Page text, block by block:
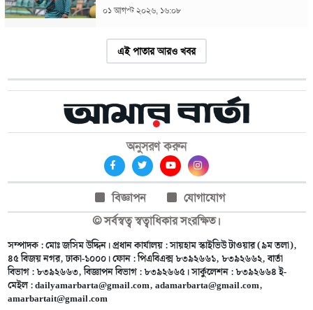
০১ আগস্ট ২০২৬, ১৬:০৮
এই পাতার আরও খবর
অনুসরণ করুন
বিজ্ঞাপন
যোগাযোগ
© সর্বস্বত্ব স্বত্বাধিকার সংরক্ষিত।
সম্পাদক : মোঃ জসিম উদ্দিন। প্রধান কার্যালয় : সায়হাম স্কাইভিউ টাওয়ার (৯ম তলা),
৪৫ বিজয় নগর, ঢাকা-১০০০। ফোন : পিএবিএক্স ৮৩৯২৬৬১, ৮৩৯২৬৬২, বার্তা
বিভাগ : ৮৩৯২৬৬৩, বিজ্ঞাপন বিভাগ : ৮৩৯২৬৬৫। সার্কুলেশন : ৮৩৯২৬৬৪ ই-
মেইল :dailyamarbarta@gmail.com,adamarbarta@gmail.com,
amarbartait@gmail.com